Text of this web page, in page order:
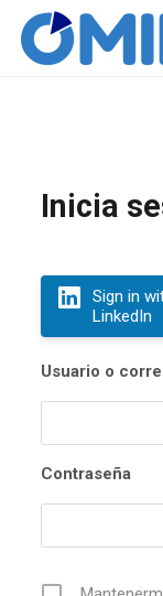
Inicia
Sign in
LinkedIn
Usuario o
Contraseña